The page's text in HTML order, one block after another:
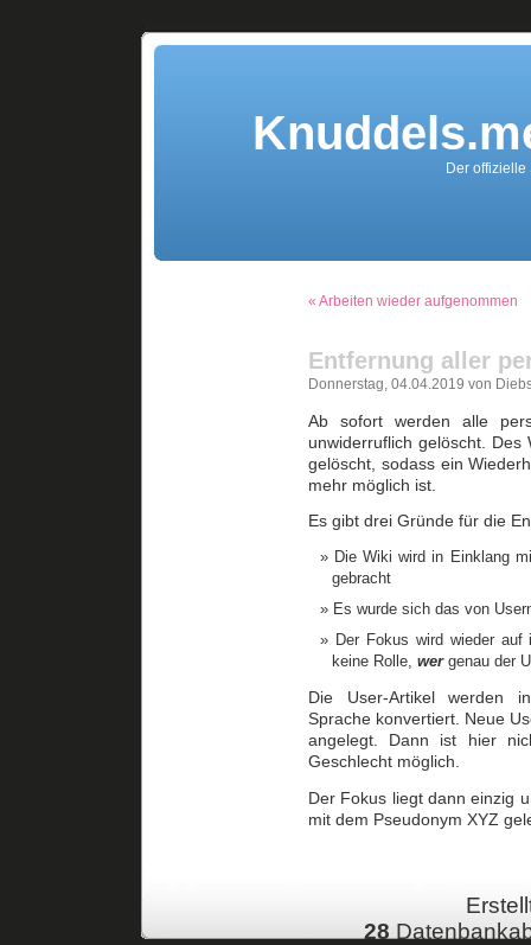
Der
« Arbeiten wieder aufgenommen
Entfernung aller
Donnerstag, 04.04.2019 von
Ab sofort werden alle
unwiderruflich gelöscht.
gelöscht, sodass ein
mehr möglich ist.
Es gibt drei Gründe für die
Die Wiki wird in Einklang
gebracht
Es wurde sich das von
Der Fokus wird wieder
keine Rolle, wergenau der
Die User-Artikel werden
Sprache konvertiert. Neue
angelegt. Dann ist hier
Geschlecht möglich.
Der Fokus liegt dann einzig
mit dem Pseudonym XYZ
28